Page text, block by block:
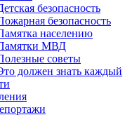
безопасность
безопасность
населению
МВД
советы
должен знать каждый